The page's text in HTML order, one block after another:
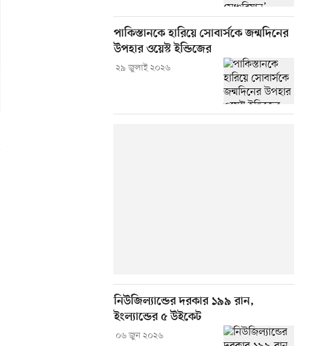
পাকিস্তানকে হারিয়ে সোবার্সকে জন্মদিনের
উপহার ওয়েস্ট ইন্ডিজের
২৯ জুলাই ২০২৬
নিউজিল্যান্ডের দরকার ১৯৯ রান,
ইংল্যান্ডের ৫ উইকেট
০৬ জুন ২০২৬